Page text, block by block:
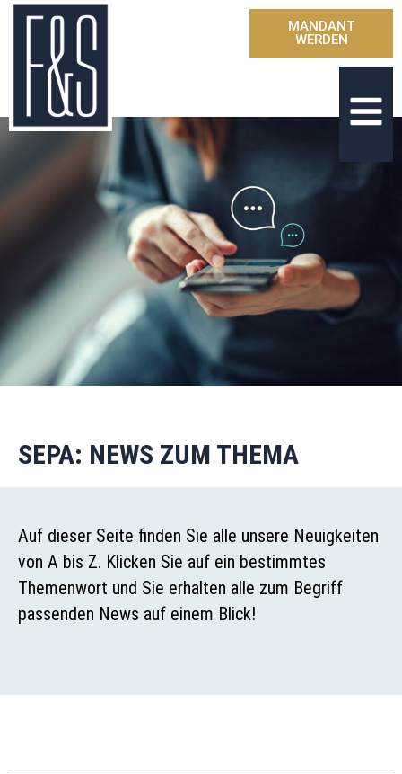
MANDANT
WERDEN
SEPA: NEWS ZUM THEMA
Auf dieser Seite finden Sie alle unsere Neuigkeiten
von A bis Z. Klicken Sie auf ein bestimmtes
Themenwort und Sie erhalten alle zum Begriff
passenden News auf einem Blick!